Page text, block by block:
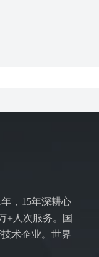
，15年深耕心
+人次服务。国
术企业。世界